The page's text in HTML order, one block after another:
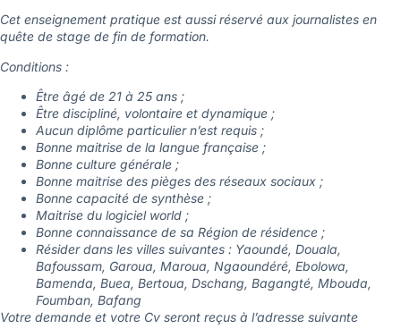
Cet enseignement pratique est aussi réservé aux journalistes en
quête de stage de fin de formation.
Conditions :
Être âgé de 21 à 25 ans ;
Être discipliné, volontaire et dynamique ;
Aucun diplôme particulier n’est requis ;
Bonne maitrise de la langue française ;
Bonne culture générale ;
Bonne maitrise des pièges des réseaux sociaux ;
Bonne capacité de synthèse ;
Maitrise du logiciel world ;
Bonne connaissance de sa Région de résidence ;
Résider dans les villes suivantes : Yaoundé, Douala,
Bafoussam, Garoua, Maroua, Ngaoundéré, Ebolowa,
Bamenda, Buea, Bertoua, Dschang, Bagangté, Mbouda,
Foumban, Bafang
Votre demande et votre Cv seront reçus à l’adresse suivante